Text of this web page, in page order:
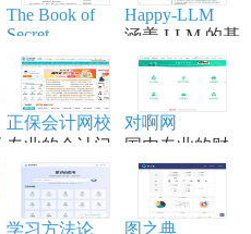
The Book of
Secret
Knowledge
实用的列表、
手册、备忘
单、黑客技
巧、一行代
码、命令行/网
页工具资源。
Happy-LLM
涵盖 LLM 的基
本原理,训练流
程,模型构建等
内容,适合具备
一定编程和深
学习者。
正保会计网校
专业的会计门
户网站，专注
财会职业培训
品牌,从事初级
对啊网
国内专业的财
经财会会计类
职业教育分班
直播网校
学习方法论 图之典